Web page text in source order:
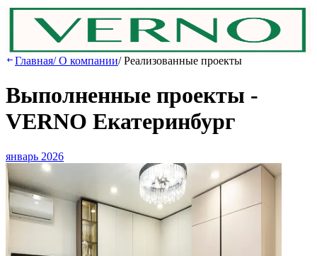
Главная/О компании/Реализованные проекты
Выполненные проекты -
VERNO Екатеринбург
январь 2026